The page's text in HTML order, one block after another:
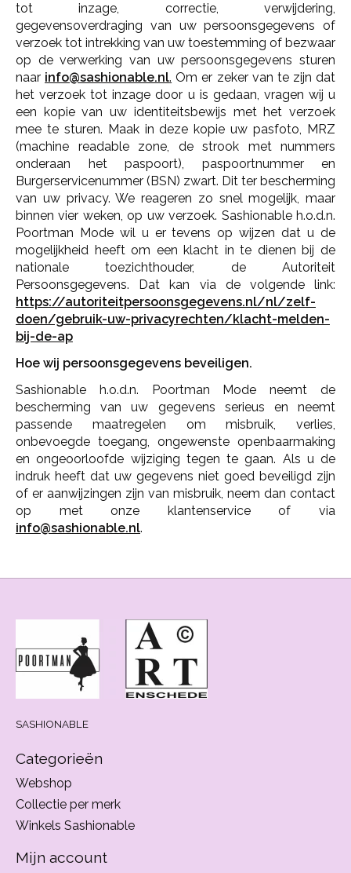
tot inzage, correctie, verwijdering,
gegevensoverdraging van uw persoonsgegevens of
verzoek tot intrekking van uw toestemming of bezwaar
op de verwerking van uw persoonsgegevens sturen
naar info@sashionable.nl. Om er zeker van te zijn dat
het verzoek tot inzage door u is gedaan, vragen wij u
een kopie van uw identiteitsbewijs met het verzoek
mee te sturen. Maak in deze kopie uw pasfoto, MRZ
(machine readable zone, de strook met nummers
onderaan het paspoort), paspoortnummer en
Burgerservicenummer (BSN) zwart. Dit ter bescherming
van uw privacy. We reageren zo snel mogelijk, maar
binnen vier weken, op uw verzoek. Sashionable h.o.d.n.
Poortman Mode wil u er tevens op wijzen dat u de
mogelijkheid heeft om een klacht in te dienen bij de
nationale toezichthouder, de Autoriteit
Persoonsgegevens. Dat kan via de volgende link:
https://autoriteitpersoonsgegevens.nl/nl/zelf-
doen/gebruik-uw-privacyrechten/klacht-melden-
bij-de-ap
Hoe wij persoonsgegevens beveiligen.
Sashionable h.o.d.n. Poortman Mode neemt de
bescherming van uw gegevens serieus en neemt
passende maatregelen om misbruik, verlies,
onbevoegde toegang, ongewenste openbaarmaking
en ongeoorloofde wijziging tegen te gaan. Als u de
indruk heeft dat uw gegevens niet goed beveiligd zijn
of er aanwijzingen zijn van misbruik, neem dan contact
op met onze klantenservice of via
info@sashionable.nl.
SASHIONABLE
Categorieën
Webshop
Collectie per merk
Winkels Sashionable
Mijn account